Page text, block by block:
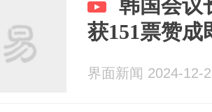
韩国会议
获151票赞成
界面新闻 2024-12-